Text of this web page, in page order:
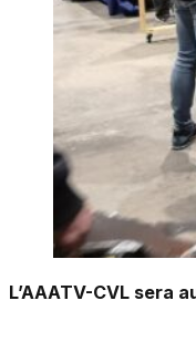
L’AAATV-CVL sera